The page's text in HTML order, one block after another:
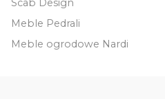
Meble Pedrali
Meble ogrodowe Nardi